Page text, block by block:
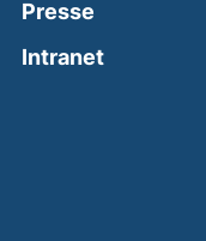
Presse
Intranet(external